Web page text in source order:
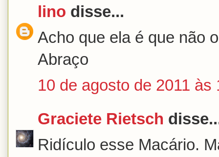
lino disse...
Acho que ela é que não
Abraço
10 de agosto de 2011 às
Graciete Rietsch
Ridículo esse Macário.